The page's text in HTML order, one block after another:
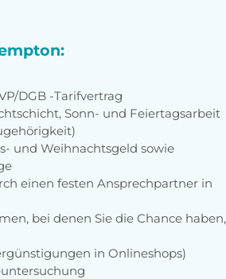
DGB -Tarifvertrag
Sonn- und Feiertagsarbeit
und Weihnachtsgeld sowie
einen festen Ansprechpartner in
bei denen Sie die Chance haben,
in Onlineshops)